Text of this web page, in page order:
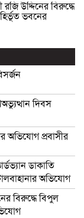
রজি উদ্দিনের বিরুদ্ধে
ভবনের
দিবস
অভিযোগ প্রবাসীর
ডাকাতি
অভিযোগ
বিরুদ্ধে বিপুল